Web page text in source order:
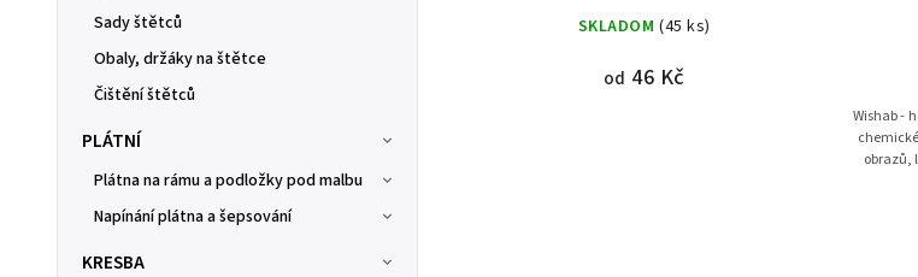
Sady štětců
Obaly, držáky na štětce
Čištění štětců
PLÁTNÍ
Plátna na rámu a podložky pod malbu
Napínání plátna a šepsování
KRESBA
SKLADOM (45 ks)
od 46 Kč
Wishab - houba Slouží k
obrazů,